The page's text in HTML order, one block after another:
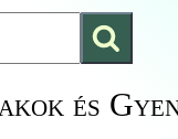
és
Keresés
indítása